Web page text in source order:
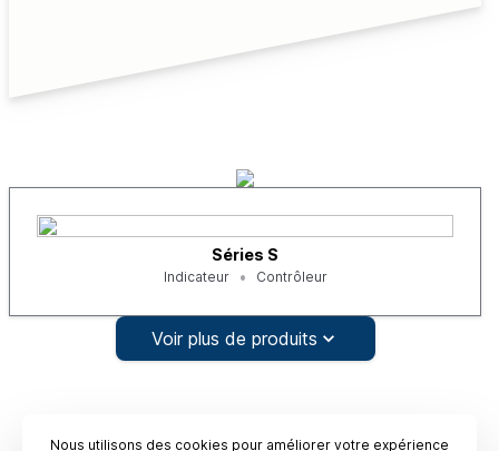
Séries S
Indicateur Contrôleur
Voir plus de produits
Nous utilisons des cookies pour améliorer votre expérience